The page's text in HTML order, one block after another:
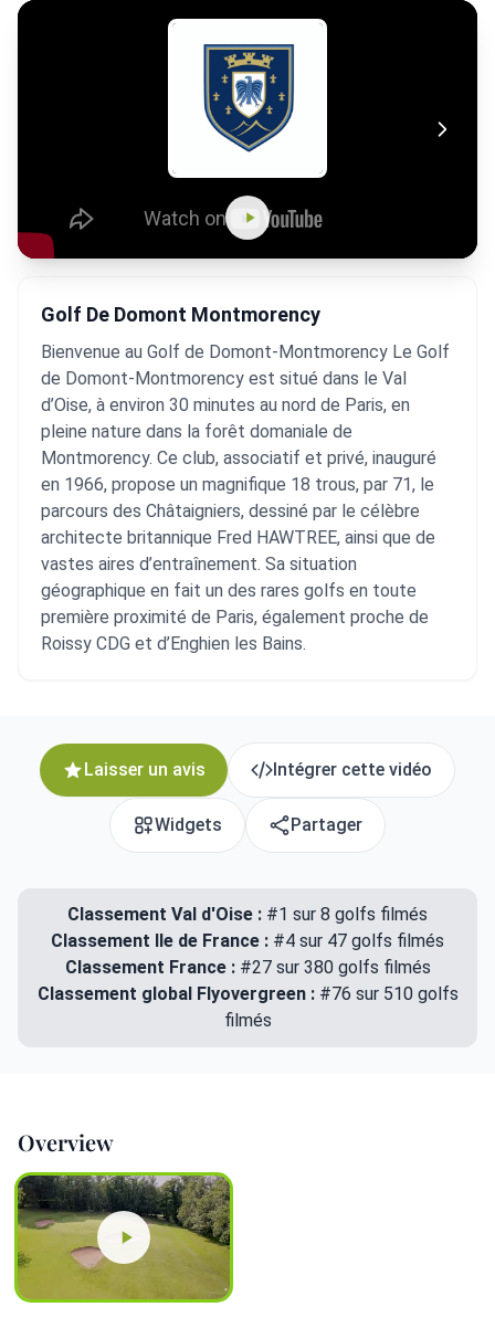
Golf De Domont Montmorency
Bienvenue au Golf de Domont-Montmorency Le Golf
de Domont-Montmorency est situé dans le Val
d’Oise, à environ 30 minutes au nord de Paris, en
pleine nature dans la forêt domaniale de
Montmorency. Ce club, associatif et privé, inauguré
en 1966, propose un magnifique 18 trous, par 71, le
parcours des Châtaigniers, dessiné par le célèbre
architecte britannique Fred HAWTREE, ainsi que de
vastes aires d’entraînement. Sa situation
géographique en fait un des rares golfs en toute
première proximité de Paris, également proche de
Roissy CDG et d’Enghien les Bains.
Laisser un avis Intégrer cette vidéo
Widgets Partager
Classement Val d'Oise : #1 sur 8 golfs filmés
Classement Ile de France : #4 sur 47 golfs filmés
Classement France : #27 sur 380 golfs filmés
Classement global Flyovergreen : #76 sur 510 golfs
filmés
Overview